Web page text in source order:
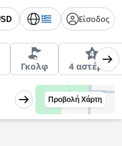
Είσοδος
Γκολφ 4 αστέρων
Προβολή Χάρτη